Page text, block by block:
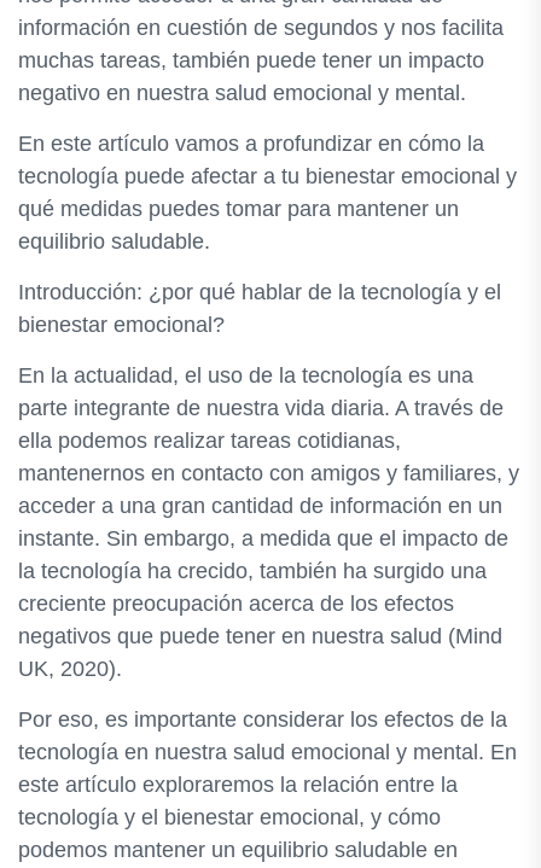
información en cuestión de segundos y nos facilita
muchas tareas, también puede tener un impacto
negativo en nuestra salud emocional y mental.
En este artículo vamos a profundizar en cómo la
tecnología puede afectar a tu bienestar emocional y
qué medidas puedes tomar para mantener un
equilibrio saludable.
Introducción: ¿por qué hablar de la tecnología y el
bienestar emocional?
En la actualidad, el uso de la tecnología es una
parte integrante de nuestra vida diaria. A través de
ella podemos realizar tareas cotidianas,
mantenernos en contacto con amigos y familiares, y
acceder a una gran cantidad de información en un
instante. Sin embargo, a medida que el impacto de
la tecnología ha crecido, también ha surgido una
creciente preocupación acerca de los efectos
negativos que puede tener en nuestra salud (Mind
UK, 2020).
Por eso, es importante considerar los efectos de la
tecnología en nuestra salud emocional y mental. En
este artículo exploraremos la relación entre la
tecnología y el bienestar emocional, y cómo
podemos mantener un equilibrio saludable en